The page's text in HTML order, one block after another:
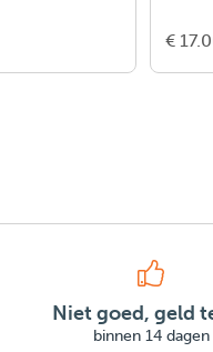
€
Niet goed, geld
binnen 14 dagen